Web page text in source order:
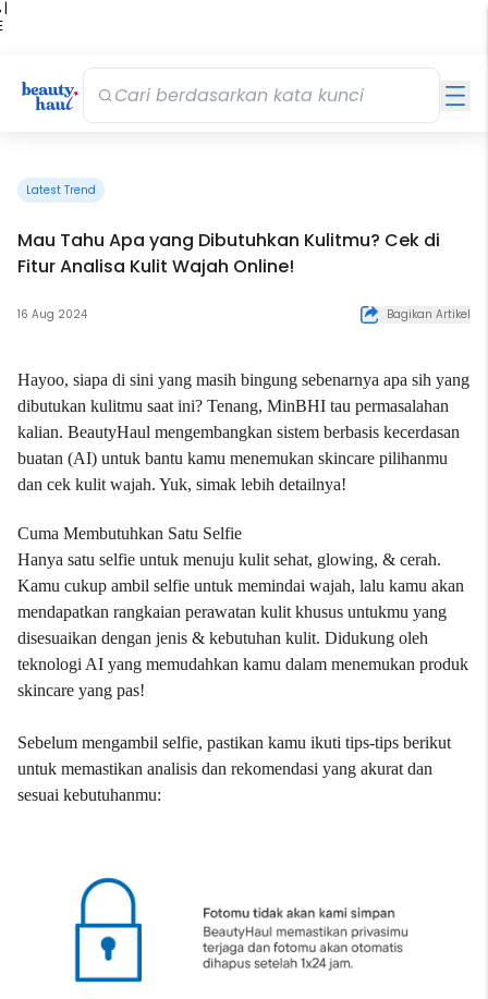
|
Latest Trend
Mau Tahu Apa yang Dibutuhkan Kulitmu? Cek di
Fitur Analisa Kulit Wajah Online!
16 Aug 2024 Bagikan Artikel
Hayoo, siapa di sini yang masih bingung sebenarnya apa sih yang
dibutukan kulitmu saat ini? Tenang, MinBHI tau permasalahan
kalian. BeautyHaul mengembangkan sistem berbasis kecerdasan
buatan (AI) untuk bantu kamu menemukan skincare pilihanmu
dan cek kulit wajah. Yuk, simak lebih detailnya!
Cuma Membutuhkan Satu Selfie
Hanya satu selfie untuk menuju kulit sehat, glowing, & cerah.
Kamu cukup ambil selfie untuk memindai wajah, lalu kamu akan
mendapatkan rangkaian perawatan kulit khusus untukmu yang
disesuaikan dengan jenis & kebutuhan kulit. Didukung oleh
teknologi AI yang memudahkan kamu dalam menemukan produk
skincare yang pas!
Sebelum mengambil selfie, pastikan kamu ikuti tips-tips berikut
untuk memastikan analisis dan rekomendasi yang akurat dan
sesuai kebutuhanmu: